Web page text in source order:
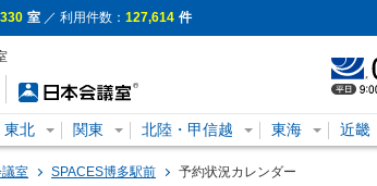
室 ／ 利用件数： 127,614 件
東北 関東 北陸・甲信越 東海 近畿
室 SPACES博多駅前 予約状況カレンダー